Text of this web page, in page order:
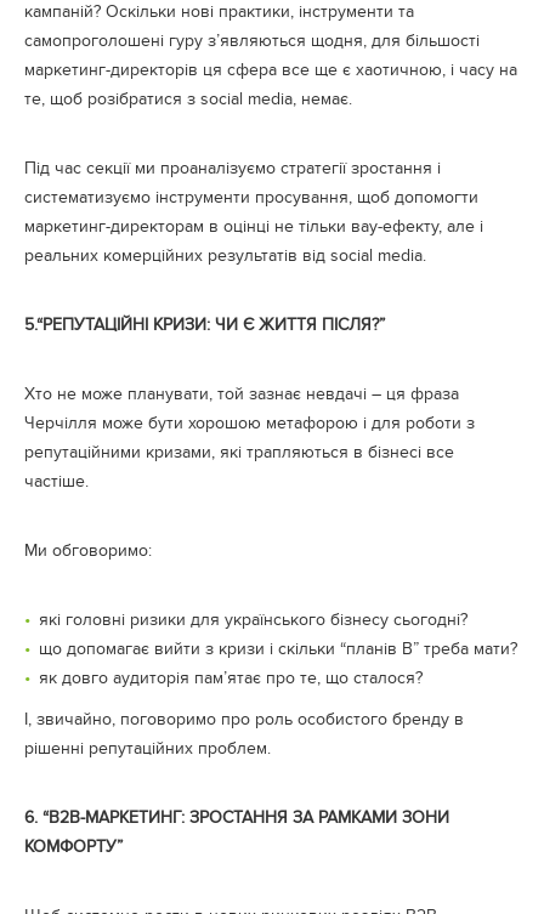
кампаній? Оскільки нові практики, інструменти та
самопроголошені гуру з’являються щодня, для більшості
маркетинг-директорів ця сфера все ще є хаотичною, і часу на
те, щоб розібратися з social media, немає.
Під час секції ми проаналізуємо стратегії зростання і
систематизуємо інструменти просування, щоб допомогти
маркетинг-директорам в оцінці не тільки вау-ефекту, але і
реальних комерційних результатів від social media.
5.“РЕПУТАЦІЙНІ КРИЗИ: ЧИ Є ЖИТТЯ ПІСЛЯ?”
Хто не може планувати, той зазнає невдачі – ця фраза
Черчілля може бути хорошою метафорою і для роботи з
репутаційними кризами, які трапляються в бізнесі все
частіше.
Ми обговоримо:
які головні ризики для українського бізнесу сьогодні?
що допомагає вийти з кризи і скільки “планів В” треба мати?
як довго аудиторія пам’ятає про те, що сталося?
І, звичайно, поговоримо про роль особистого бренду в
рішенні репутаційних проблем.
6. “B2B-МАРКЕТИНГ: ЗРОСТАННЯ ЗА РАМКАМИ ЗОНИ
КОМФОРТУ”